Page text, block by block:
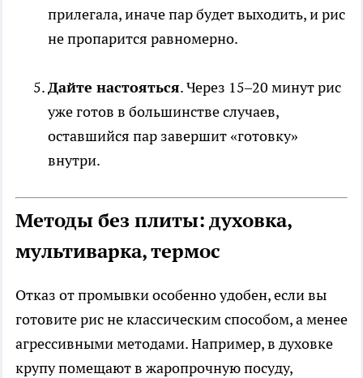
прилегала, иначе пар будет выходить, и рис
не пропарится равномерно.
Дайте настояться. Через 15–20 минут рис
уже готов в большинстве случаев,
оставшийся пар завершит «готовку»
внутри.
Методы без плиты: духовка,
мультиварка, термос
Отказ от промывки особенно удобен, если вы
готовите рис не классическим способом, а менее
агрессивными методами. Например, в духовке
крупу помещают в жаропрочную посуду,